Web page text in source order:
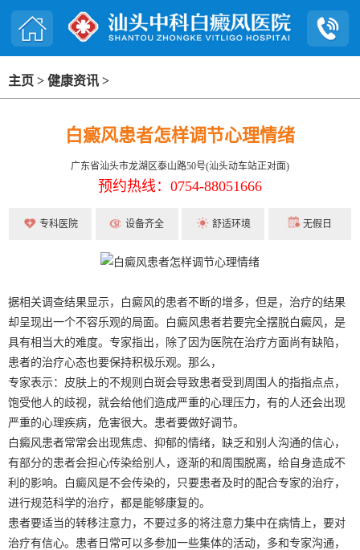
主页 > 健康资讯 >
白癜风患者怎样调节心理情绪
广东省汕头市龙湖区泰山路50号(汕头动车站正对面)
预约热线：0754-88051666
专科医院 设备齐全 舒适环境 无假日
据相关调查结果显示，白癜风的患者不断的增多，但是，治疗的结果
却呈现出一个不容乐观的局面。白癜风患者若要完全摆脱白癜风，是
具有相当大的难度。专家指出，除了因为医院在治疗方面尚有缺陷，
患者的治疗心态也要保持积极乐观。那么，
专家表示：皮肤上的不规则白斑会导致患者受到周围人的指指点点，
饱受他人的歧视，就会给他们造成严重的心理压力，有的人还会出现
严重的心理疾病，危害很大。患者要做好调节。
白癜风患者常常会出现焦虑、抑郁的情绪，缺乏和别人沟通的信心，
有部分的患者会担心传染给别人，逐渐的和周围脱离，给自身造成不
利的影响。白癜风是不会传染的，只要患者及时的配合专家的治疗，
进行规范科学的治疗，都是能够康复的。
患者要适当的转移注意力，不要过多的将注意力集中在病情上，要对
治疗有信心。患者日常可以多参加一些集体的活动，多和专家沟通，